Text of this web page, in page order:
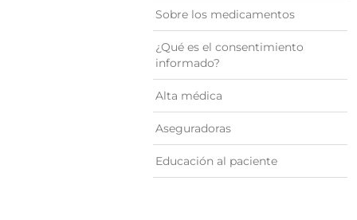
Sobre los medicamentos
¿Qué es el consentimiento
informado?
Alta médica
Aseguradoras
Educación al paciente